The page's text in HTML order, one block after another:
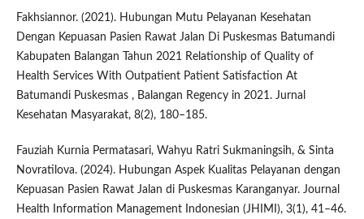
Fakhsiannor. (2021). Hubungan Mutu Pelayanan Kesehatan
Dengan Kepuasan Pasien Rawat Jalan Di Puskesmas Batumandi
Kabupaten Balangan Tahun 2021 Relationship of Quality of
Health Services With Outpatient Patient Satisfaction At
Batumandi Puskesmas , Balangan Regency in 2021. Jurnal
Kesehatan Masyarakat, 8(2), 180–185.
Fauziah Kurnia Permatasari, Wahyu Ratri Sukmaningsih, & Sinta
Novratilova. (2024). Hubungan Aspek Kualitas Pelayanan dengan
Kepuasan Pasien Rawat Jalan di Puskesmas Karanganyar. Journal
Health Information Management Indonesian (JHIMI), 3(1), 41–46.